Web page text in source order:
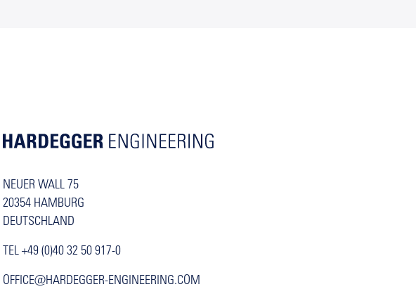
NEUER WALL 75
20354 HAMBURG
DEUTSCHLAND
TEL +49 (0)40 32 50 917-0
OFFICE@HARDEGGER-ENGINEERING.COM